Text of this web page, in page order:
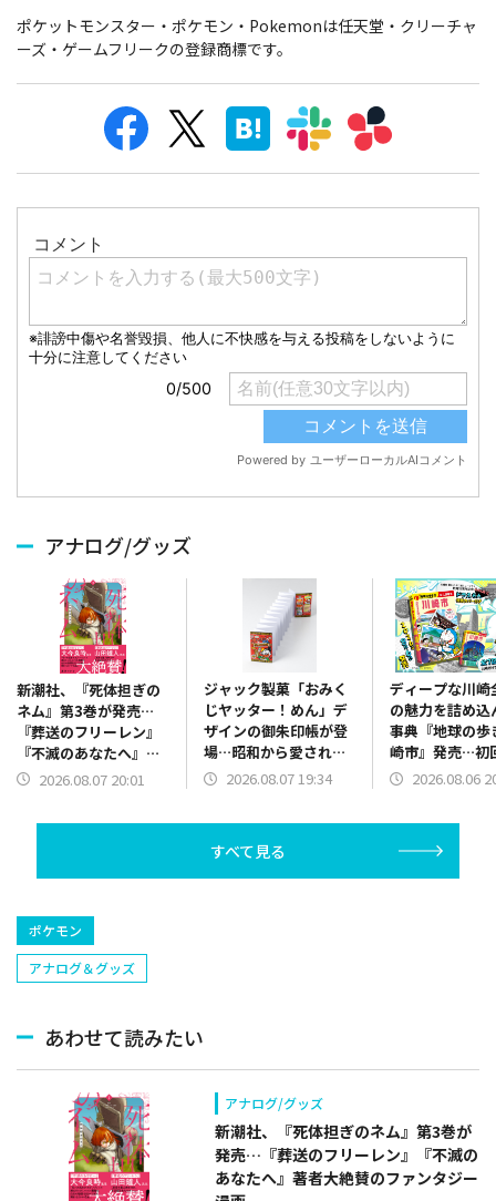
ポケットモンスター・ポケモン・Pokemonは任天堂・クリーチャ
ーズ・ゲームフリークの登録商標です。
アナログ/グッズ
新潮社、『死体担ぎの
ネム』第3巻が発売…
『葬送のフリーレン』
『不滅のあなたへ』著
者大絶賛のファンタジ
2026.08.07 20:01
ジャック製菓「おみく
じヤッター！めん」デ
ザインの御朱印帳が登
場…昭和から愛される
駄菓子キャラと御朱印
2026.08.07 19:34
ディープな川崎
の魅力を詰め込
事典『地球の歩
崎市』発売…初
で「ドラえもん
2026.08.06
すべて見る
ポケモン
アナログ＆グッズ
あわせて読みたい
アナログ/グッズ
新潮社、『死体担ぎのネム』第3巻が
発売…『葬送のフリーレン』『不滅の
あなたへ』著者大絶賛のファンタジー